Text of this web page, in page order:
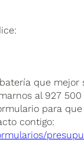
que mejor
al 927 500
para que
contigo: